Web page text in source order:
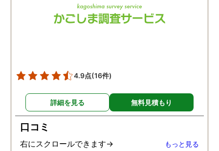
4.9点(16件)
詳細を見る 無料見積もり
口コミ
右にスクロールできます→ もっと見る